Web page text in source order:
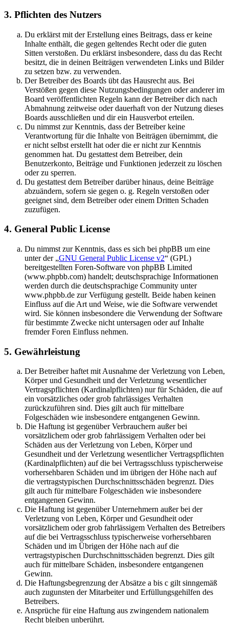
3. Pflichten des Nutzers
Du erklärst mit der Erstellung eines Beitrags, dass er keine
Inhalte enthält, die gegen geltendes Recht oder die guten
Sitten verstoßen. Du erklärst insbesondere, dass du das Recht
besitzt, die in deinen Beiträgen verwendeten Links und Bilder
zu setzen bzw. zu verwenden.
Der Betreiber des Boards übt das Hausrecht aus. Bei
Verstößen gegen diese Nutzungsbedingungen oder anderer im
Board veröffentlichten Regeln kann der Betreiber dich nach
Abmahnung zeitweise oder dauerhaft von der Nutzung dieses
Boards ausschließen und dir ein Hausverbot erteilen.
Du nimmst zur Kenntnis, dass der Betreiber keine
Verantwortung für die Inhalte von Beiträgen übernimmt, die
er nicht selbst erstellt hat oder die er nicht zur Kenntnis
genommen hat. Du gestattest dem Betreiber, dein
Benutzerkonto, Beiträge und Funktionen jederzeit zu löschen
oder zu sperren.
Du gestattest dem Betreiber darüber hinaus, deine Beiträge
abzuändern, sofern sie gegen o. g. Regeln verstoßen oder
geeignet sind, dem Betreiber oder einem Dritten Schaden
zuzufügen.
4. General Public License
Du nimmst zur Kenntnis, dass es sich bei phpBB um eine
unter der „GNU General Public License v2“ (GPL)
bereitgestellten Foren-Software von phpBB Limited
(www.phpbb.com) handelt; deutschsprachige Informationen
werden durch die deutschsprachige Community unter
www.phpbb.de zur Verfügung gestellt. Beide haben keinen
Einfluss auf die Art und Weise, wie die Software verwendet
wird. Sie können insbesondere die Verwendung der Software
für bestimmte Zwecke nicht untersagen oder auf Inhalte
fremder Foren Einfluss nehmen.
5. Gewährleistung
Der Betreiber haftet mit Ausnahme der Verletzung von Leben,
Körper und Gesundheit und der Verletzung wesentlicher
Vertragspflichten (Kardinalpflichten) nur für Schäden, die auf
ein vorsätzliches oder grob fahrlässiges Verhalten
zurückzuführen sind. Dies gilt auch für mittelbare
Folgeschäden wie insbesondere entgangenen Gewinn.
Die Haftung ist gegenüber Verbrauchern außer bei
vorsätzlichem oder grob fahrlässigem Verhalten oder bei
Schäden aus der Verletzung von Leben, Körper und
Gesundheit und der Verletzung wesentlicher Vertragspflichten
(Kardinalpflichten) auf die bei Vertragsschluss typischerweise
vorhersehbaren Schäden und im übrigen der Höhe nach auf
die vertragstypischen Durchschnittsschäden begrenzt. Dies
gilt auch für mittelbare Folgeschäden wie insbesondere
entgangenen Gewinn.
Die Haftung ist gegenüber Unternehmern außer bei der
Verletzung von Leben, Körper und Gesundheit oder
vorsätzlichem oder grob fahrlässigem Verhalten des Betreibers
auf die bei Vertragsschluss typischerweise vorhersehbaren
Schäden und im Übrigen der Höhe nach auf die
vertragstypischen Durchschnittsschäden begrenzt. Dies gilt
auch für mittelbare Schäden, insbesondere entgangenen
Gewinn.
Die Haftungsbegrenzung der Absätze a bis c gilt sinngemäß
auch zugunsten der Mitarbeiter und Erfüllungsgehilfen des
Betreibers.
Ansprüche für eine Haftung aus zwingendem nationalem
Recht bleiben unberührt.